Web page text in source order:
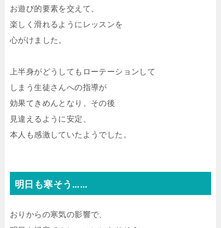
お遊び的要素を交えて、
楽しく滑れるようにレッスンを
心がけました。
上半身がどうしてもローテーションして
しまう生徒さんへの指導が
効果てきめんとなり、その後
見違えるように安定、
本人も感激していたようでした。
明日も寒そう……
おりからの寒気の影響で、